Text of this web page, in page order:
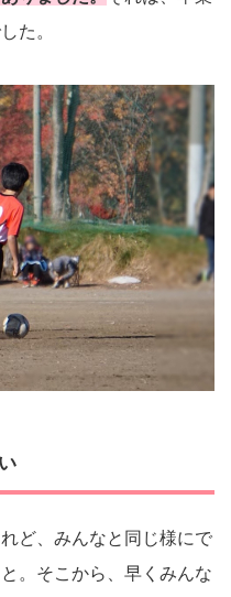
た。
ど、みんなと同じ様にで
。そこから、早くみんな